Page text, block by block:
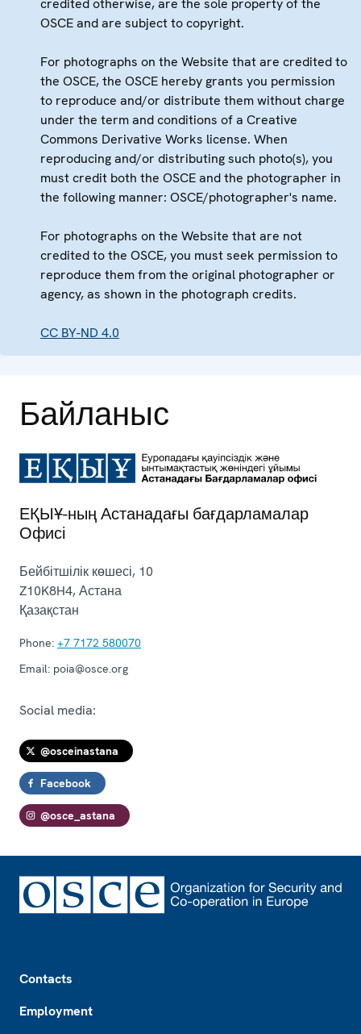
OSCE and are subject to copyright.
For photographs on the Website that are credited to
the OSCE, the OSCE hereby grants you permission
to reproduce and/or distribute them without charge
under the term and conditions of a Creative
Commons Derivative Works license. When
reproducing and/or distributing such photo(s), you
must credit both the OSCE and the photographer in
the following manner: OSCE/photographer's name.
For photographs on the Website that are not
credited to the OSCE, you must seek permission to
reproduce them from the original photographer or
agency, as shown in the photograph credits.
CC BY-ND 4.0
Байланыс
ЕҚЫҰ-ның Астанадағы бағдарламалар
Офисі
Бейбітшілік көшесі, 10
Z10K8H4,Астана
Қазақстан
Phone: +7 7172 580070
Email: poia@osce.org
Social media:
@osceinastana
Facebook
@osce_astana
Contacts
Employment